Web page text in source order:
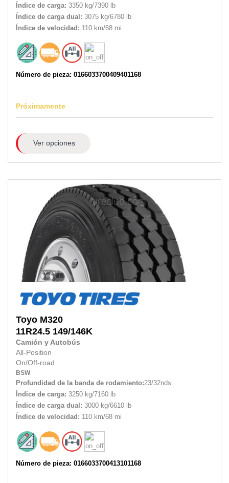
Índice de carga: 3350 kg/7390 lb
Índice de carga dual: 3075 kg/6780 lb
Índice de velocidad: 110 km/68 mi
Número de pieza: 0166033700409401168
Próximamente
Ver opciones
Toyo M320
11R24.5 149/146K
Camión y Autobús
All-Position
On/Off-road
BSW
Profundidad de la banda de rodamiento:23/32nds
Índice de carga: 3250 kg/7160 lb
Índice de carga dual: 3000 kg/6610 lb
Índice de velocidad: 110 km/68 mi
Número de pieza: 0166033700413101168